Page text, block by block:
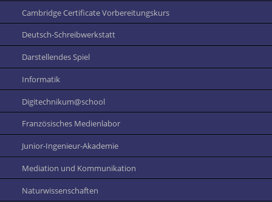
Cambridge Certificate Vorbereitungskurs
Deutsch-Schreibwerkstatt
Darstellendes Spiel
Informatik
Digitechnikum@school
Französisches Medienlabor
Junior-Ingenieur-Akademie
Mediation und Kommunikation
Naturwissenschaften